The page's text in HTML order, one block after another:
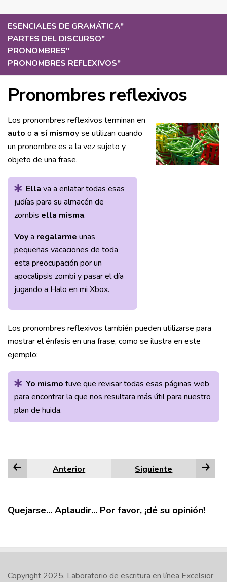
ESENCIALES DE GRAMÁTICA"
PARTES DEL DISCURSO"
PRONOMBRES"
PRONOMBRES REFLEXIVOS"
Pronombres reflexivos
Los pronombres reflexivos terminan en
auto o a sí mismoy se utilizan cuando
un pronombre es a la vez sujeto y
objeto de una frase.
Ella va a enlatar todas esas
judías para su almacén de
zombis ella misma.
Voya regalarme unas
pequeñas vacaciones de toda
esta preocupación por un
apocalipsis zombi y pasar el día
jugando a Halo en mi Xbox.
Los pronombres reflexivos también pueden utilizarse para
mostrar el énfasis en una frase, como se ilustra en este
ejemplo:
Yo mismo tuve que revisar todas esas páginas web
para encontrar la que nos resultara más útil para nuestro
plan de huida.
Anterior Siguiente
Quejarse... Aplaudir... Por favor, ¡dé su opinión!
Copyright 2025. Laboratorio de escritura en línea Excelsior